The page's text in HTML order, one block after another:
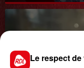
Le respect